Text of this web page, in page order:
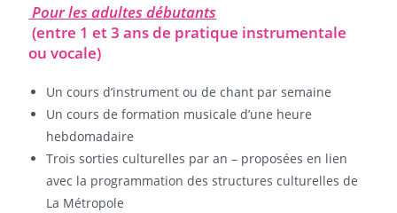
Pour les adultes débutants
(entre 1 et 3 ans de pratique instrumentale
ou vocale)
Un cours d’instrument ou de chant par semaine
Un cours de formation musicale d’une heure
hebdomadaire
Trois sorties culturelles par an – proposées en lien
avec la programmation des structures culturelles de
La Métropole